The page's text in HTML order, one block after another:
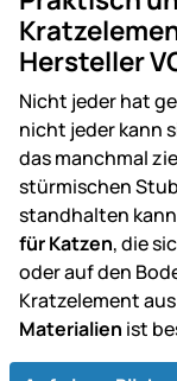
Hersteller
Nicht jeder hat
nicht jeder kann
das manchmal
stürmischen
standhalten
für Katzen, die
oder auf den
Kratzelement
Materialien ist